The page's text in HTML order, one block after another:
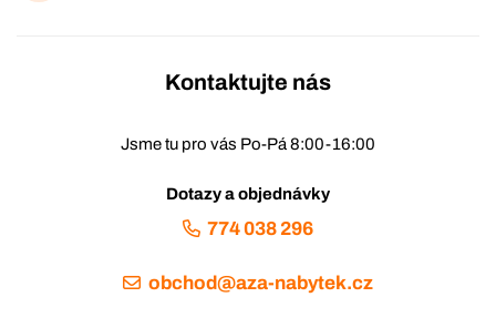
Kontaktujte nás
Jsme tu pro vás Po-Pá 8:00-16:00
Dotazy a objednávky
774 038 296
obchod@aza-nabytek.cz